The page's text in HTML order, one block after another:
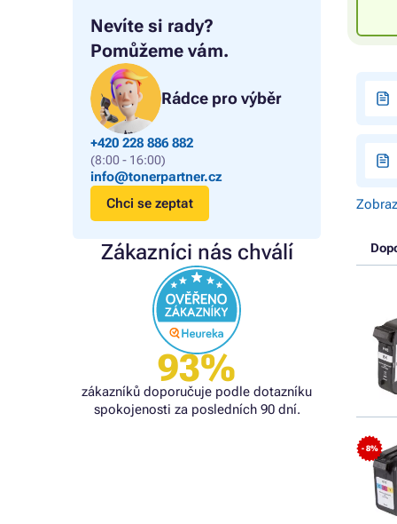
Nevíte si rady?
Pomůžeme vám.
Rádce pro výběr
+420 228 886 882
(8:00 - 16:00)
info@tonerpartner.cz
Chci se zeptat
Zákazníci nás chválí
93%
zákazníků doporučuje podle dotazníku
spokojenosti za posledních 90 dní.
- 8%